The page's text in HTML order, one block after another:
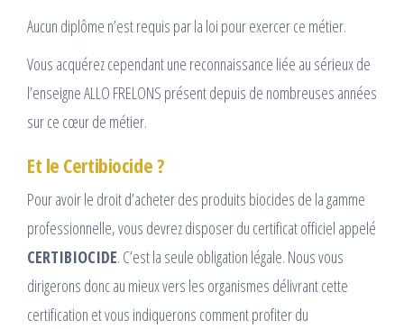
Aucun diplôme n’est requis par la loi pour exercer ce métier.
Vous acquérez cependant une reconnaissance liée au sérieux de
l’enseigne ALLO FRELONS présent depuis de nombreuses années
sur ce cœur de métier.
Et le Certibiocide ?
Pour avoir le droit d’acheter des produits biocides de la gamme
professionnelle, vous devrez disposer du certificat officiel appelé
CERTIBIOCIDE. C’est la seule obligation légale. Nous vous
dirigerons donc au mieux vers les organismes délivrant cette
certification et vous indiquerons comment profiter du